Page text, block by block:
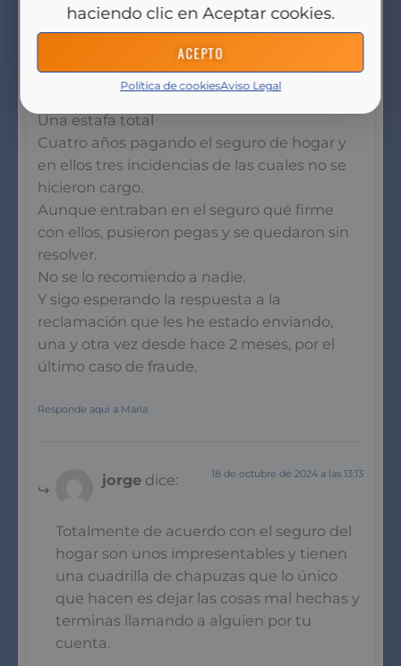
haciendo clic en Aceptar cookies.
ACEPTO
Política de cookiesAviso Legal
Maria dice: 29 de mayo de 2024 a las 03:24
Una estafa total
Cuatro años pagando el seguro de hogar y
en ellos tres incidencias de las cuales no se
hicieron cargo.
Aunque entraban en el seguro qué firme
con ellos, pusieron pegas y se quedaron sin
resolver.
No se lo recomiendo a nadie.
Y sigo esperando la respuesta a la
reclamación que les he estado enviando,
una y otra vez desde hace 2 meses, por el
último caso de fraude.
Responde aquí a Maria
jorge dice: 18 de octubre de 2024 a las 13:13
Totalmente de acuerdo con el seguro del
hogar son unos impresentables y tienen
una cuadrilla de chapuzas que lo único
que hacen es dejar las cosas mal hechas y
terminas llamando a alguien por tu
cuenta.